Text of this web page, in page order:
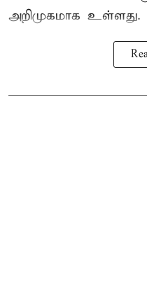
அறிமுகமாக உள்ளது.